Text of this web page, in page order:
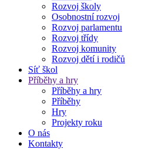
Rozvoj školy
Osobnostní rozvoj
Rozvoj parlamentu
Rozvoj třídy
Rozvoj komunity
Rozvoj dětí i rodičů
Síť škol
Příběhy a hry
Příběhy a hry
Příběhy
Hry
Projekty roku
O nás
Kontakty